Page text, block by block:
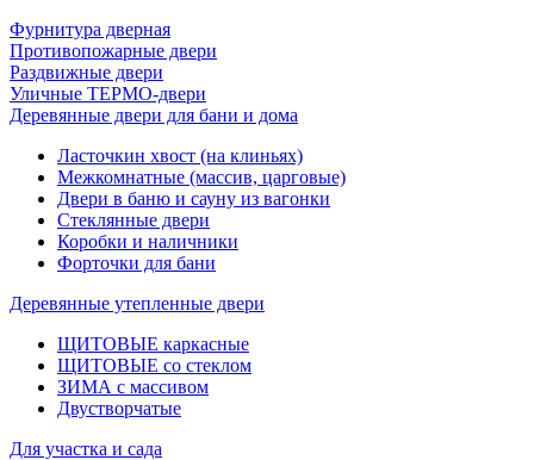
Фурнитура дверная
Противопожарные двери
Раздвижные двери
Уличные ТЕРМО-двери
Деревянные двери для бани и дома
Ласточкин хвост (на клиньях)
Межкомнатные (массив, царговые)
Двери в баню и сауну из вагонки
Стеклянные двери
Коробки и наличники
Форточки для бани
Деревянные утепленные двери
ЩИТОВЫЕ каркасные
ЩИТОВЫЕ со стеклом
ЗИМА с массивом
Двустворчатые
Для участка и сада